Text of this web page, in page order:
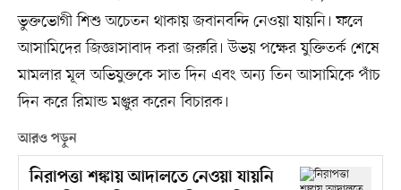
ভুক্তভোগী শিশু অচেতন থাকায় জবানবন্দি নেওয়া যায়নি। ফলে
আসামিদের জিজ্ঞাসাবাদ করা জরুরি। উভয় পক্ষের যুক্তিতর্ক শেষে
মামলার মূল অভিযুক্তকে সাত দিন এবং অন্য তিন আসামিকে পাঁচ
দিন করে রিমান্ড মঞ্জুর করেন বিচারক।
আরও পড়ুন
নিরাপত্তা শঙ্কায় আদালতে নেওয়া যায়নি